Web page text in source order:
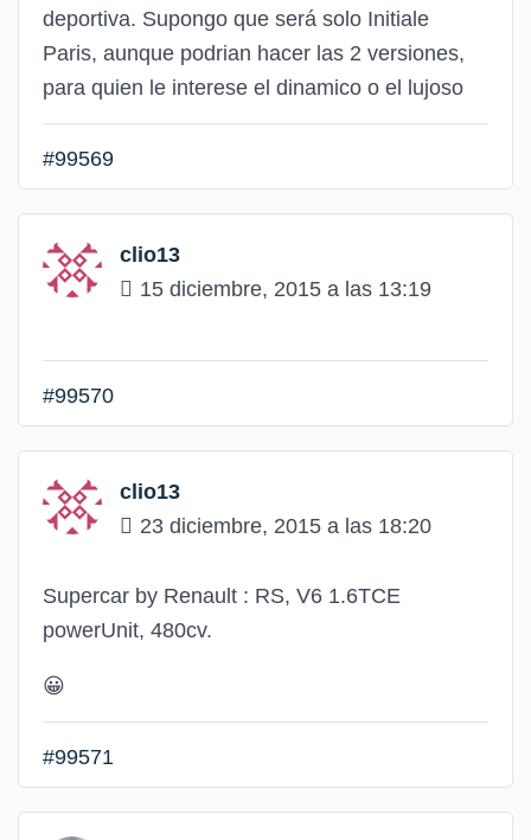
deportiva. Supongo que será solo Initiale
Paris, aunque podrian hacer las 2 versiones,
para quien le interese el dinamico o el lujoso
#99569
clio13
15 diciembre, 2015 a las 13:19
#99570
clio13
23 diciembre, 2015 a las 18:20
Supercar by Renault : RS, V6 1.6TCE
powerUnit, 480cv.
😀
#99571